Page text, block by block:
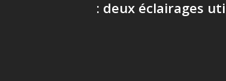
: deux éclairages